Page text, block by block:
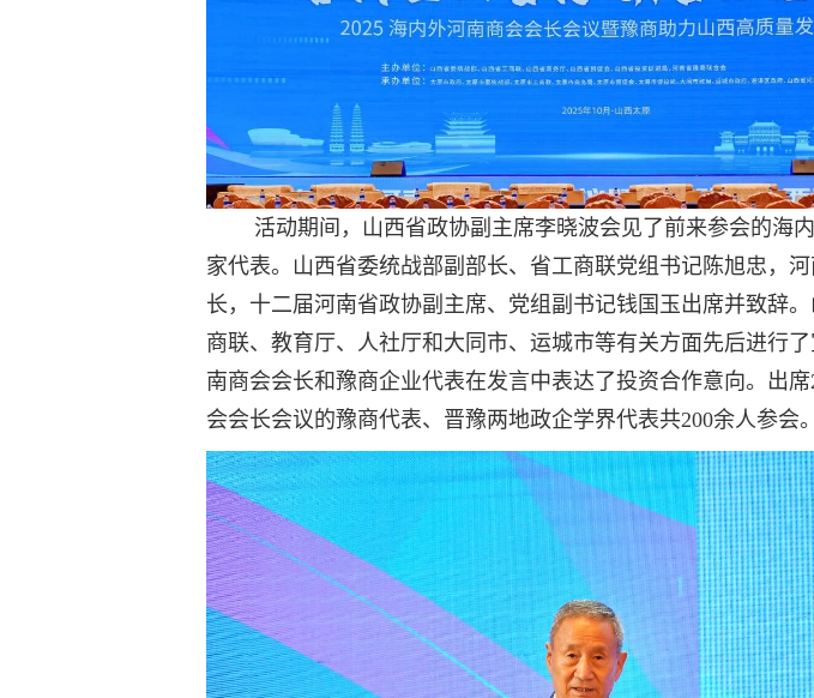
活动期间，山西省政协副主席李晓波会见了前来参会的海内
家代表。山西省委统战部副部长、省工商联党组书记陈旭忠，
长，十二届河南省政协副主席、党组副书记钱国玉出席并致辞
商联、教育厅、人社厅和大同市、运城市等有关方面先后进行了
南商会会长和豫商企业代表在发言中表达了投资合作意向。出
会会长会议的豫商代表、晋豫两地政企学界代表共200余人参会。